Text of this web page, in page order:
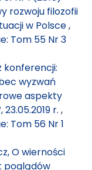
rozwoju filozofii
w Polsce,
Tom 55 Nr 3
konferencji:
wyzwań
aspekty
r. ,
Tom 56 Nr 1
O wierności
poglądów